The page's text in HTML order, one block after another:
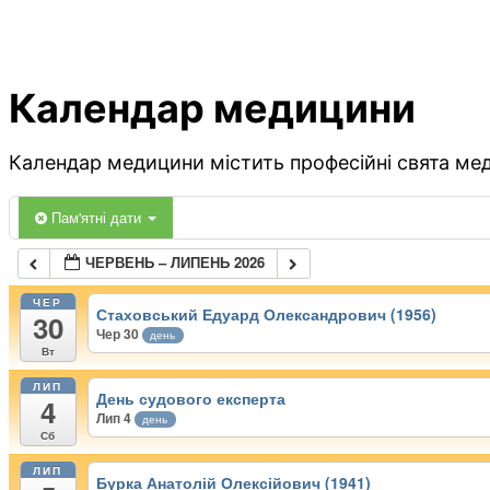
Календар медицини
Календар медицини містить професійні свята
Пам'ятні дати
ЧЕРВЕНЬ – ЛИПЕНЬ 2026
ЧЕР
30
Вт
Стаховський Едуард Олександрович (1956)
Чер 30 день
ЛИП
4
Сб
День судового експерта
Лип 4 день
ЛИП
Бурка Анатолій Олексійович (1941)